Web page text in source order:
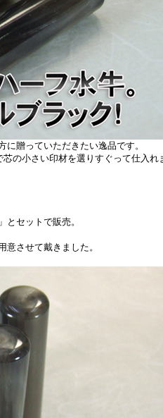
贈っていただきたい逸品です。
の小さい印材を選りすぐって仕入れ
セットで販売。
意させて戴きました。